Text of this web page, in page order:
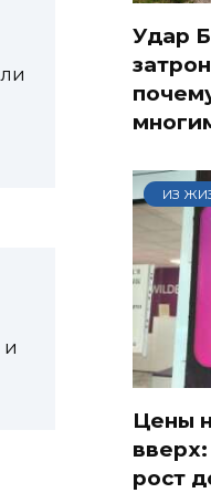
Удар
ИЗ
Цены
рост